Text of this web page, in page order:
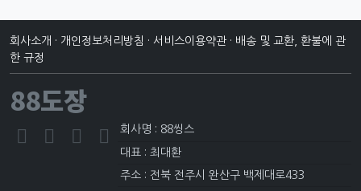
회사소개 · 개인정보처리방침 · 서비스이용약관 · 배송 및 교환, 환불에 관
한 규정
88도장
회사명 : 88씽스
대표 : 최대환
주소 : 전북 전주시 완산구 백제대로433